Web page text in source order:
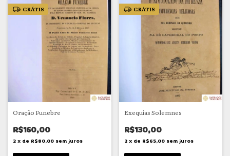
GRÁTIS
Oração Funebre
R$160,00
2 x de R$80,00 sem juros
GRÁTIS
Exequias Solemnes
R$130,00
2 x de R$65,00 sem juros